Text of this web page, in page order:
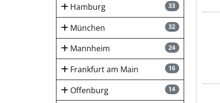
33
Hamburg
32
München
24
Mannheim
16
Frankfurt am Main
14
Offenburg